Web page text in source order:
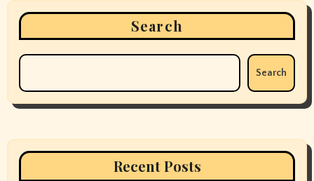
Search
Search
Recent Posts